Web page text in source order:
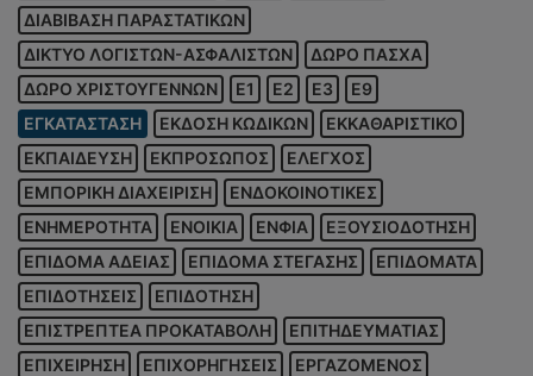
ΔΙΑΒΙΒΑΣΗ ΠΑΡΑΣΤΑΤΙΚΩΝ
ΔΙΚΤΥΟ ΛΟΓΙΣΤΩΝ-ΑΣΦΑΛΙΣΤΩΝ
ΔΩΡΟ ΠΑΣΧΑ
ΔΩΡΟ ΧΡΙΣΤΟΥΓΕΝΝΩΝ
Ε1 Ε2 Ε3
Ε9
ΕΓΚΑΤΑΣΤΑΣΗ
ΕΚΔΟΣΗ ΚΩΔΙΚΩΝ
ΕΚΚΑΘΑΡΙΣΤΙΚΟ
ΕΚΠΑΙΔΕΥΣΗ
ΕΚΠΡΟΣΩΠΟΣ
ΕΛΕΓΧΟΣ
ΕΜΠΟΡΙΚΗ ΔΙΑΧΕΙΡΙΣΗ
ΕΝΔΟΚΟΙΝΟΤΙΚΕΣ
ΕΝΗΜΕΡΟΤΗΤΑ
ΕΝΟΙΚΙΑ ΕΝΦΙΑ
ΕΞΟΥΣΙΟΔΟΤΗΣΗ
ΕΠΙΔΟΜΑ ΑΔΕΙΑΣ
ΕΠΙΔΟΜΑ ΣΤΕΓΑΣΗΣ
ΕΠΙΔΟΜΑΤΑ
ΕΠΙΔΟΤΗΣΕΙΣ
ΕΠΙΔΟΤΗΣΗ
ΕΠΙΣΤΡΕΠΤΕΑ ΠΡΟΚΑΤΑΒΟΛΗ
ΕΠΙΤΗΔΕΥΜΑΤΙΑΣ
ΕΠΙΧΕΙΡΗΣΗ
ΕΠΙΧΟΡΗΓΗΣΕΙΣ
ΕΡΓΑΖΟΜΕΝΟΣ